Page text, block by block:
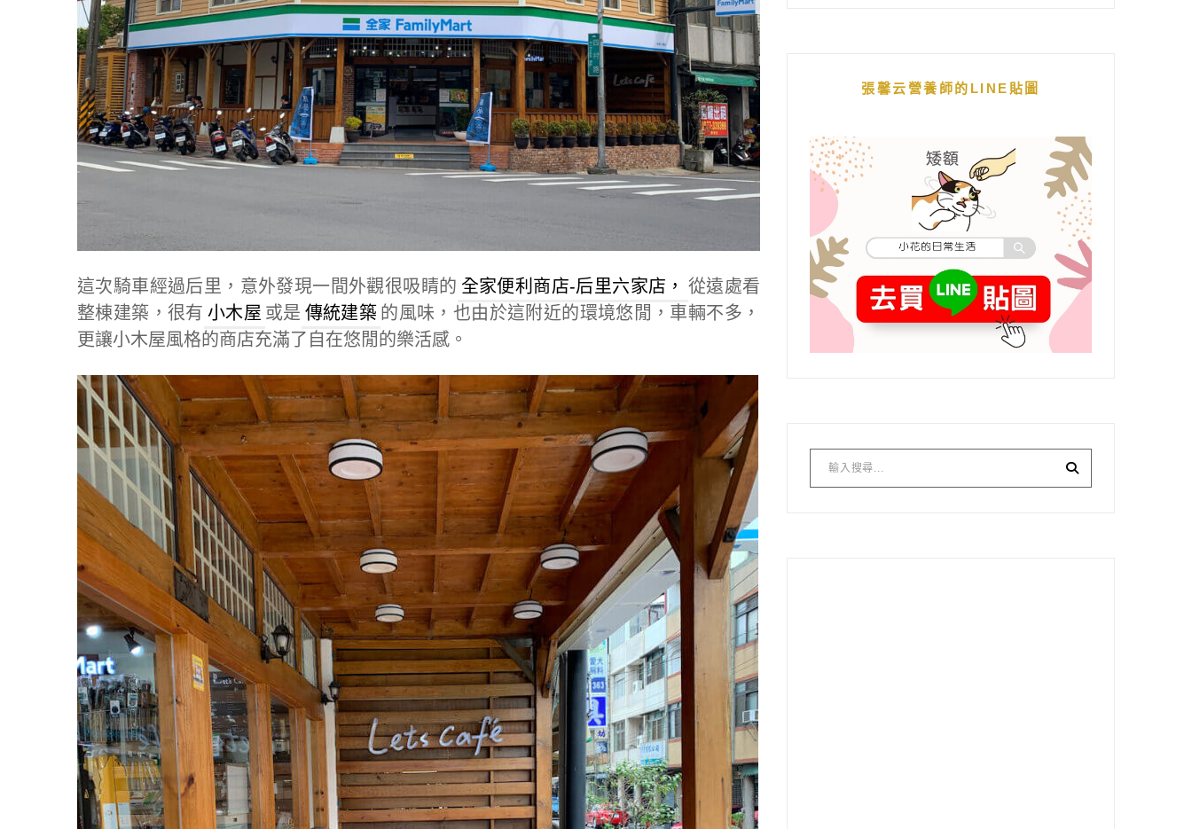
這次騎車經過后里，意外發現一間外觀很吸睛的 全家便利商店-后里六家店， 從遠處看
整棟建築，很有 小木屋 或是 傳統建築 的風味，也由於這附近的環境悠閒，車輛不多，
更讓小木屋風格的商店充滿了自在悠閒的樂活感。
張馨云營養師的LINE貼圖